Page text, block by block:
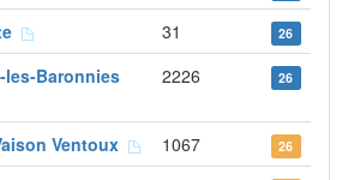
31 26
les-Baronnies 2226 26
Ventoux 1067 26